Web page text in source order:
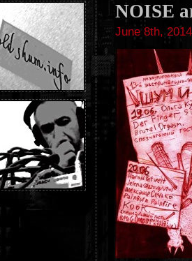
NOISE
June 8th,